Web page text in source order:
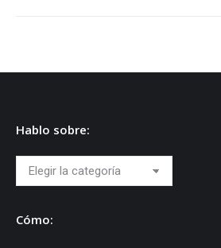
Hablo sobre:
Hablo
sobre:
Cómo: